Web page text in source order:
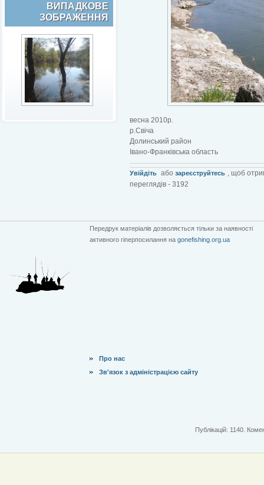
ВИПАДКОВЕ
ЗОБРАЖЕННЯ
весна 2010р.
р.Свіча
Долинський район
Івано-Франківська область
Увійдіть або зареєструйтесь , щоб
переглядів - 3192
Передрук матеріалів дозволяється тільки за наявності
активного гіперпосилання на gonefishing.org.ua
Про нас
Зв'язок з адміністрацією сайту
Публікацій: 1140.